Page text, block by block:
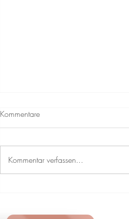
Botschaften für mehr Freude im
Kommentare
Kommentar verfassen...